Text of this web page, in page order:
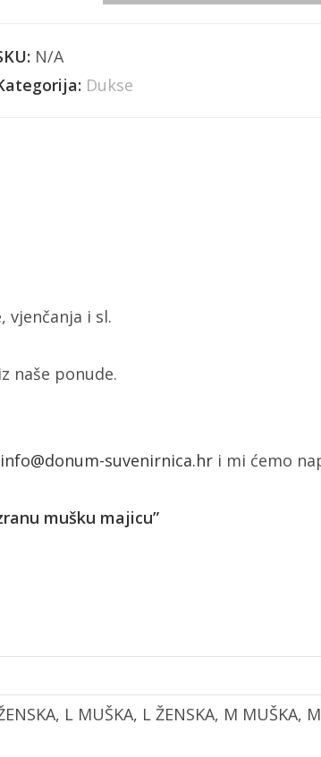
N/A
Dukse
vjenčanja i sl.
naše ponude.
info@donum-suvenirnica.hr i mi ćemo
mušku majicu”
L MUŠKA, L ŽENSKA, M MUŠKA,